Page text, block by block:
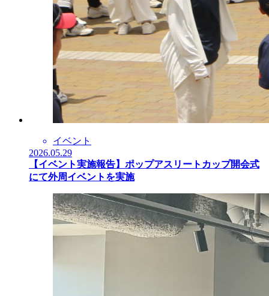
イベント
2026.05.29
【イベント実施報告】ポップアスリートカップ開会式
にて外周イベントを実施